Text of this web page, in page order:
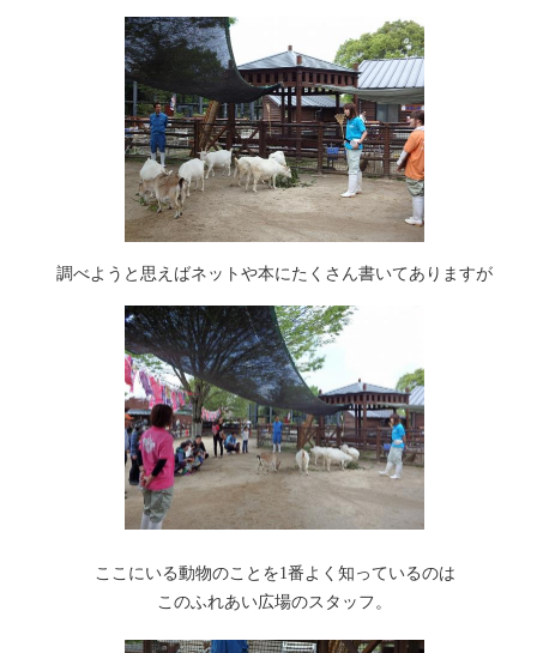
調べようと思えばネットや本にたくさん書いてありますが
ここにいる動物のことを1番よく知っているのは
このふれあい広場のスタッフ。